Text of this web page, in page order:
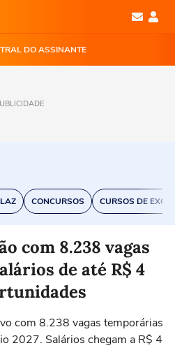
DO ASSINANTE
CONCURSOS CURSOS DE EXCEL
com 8.238 vagas
de até R$ 4
com 8.238 vagas temporárias
2027. Salários chegam a R$ 4